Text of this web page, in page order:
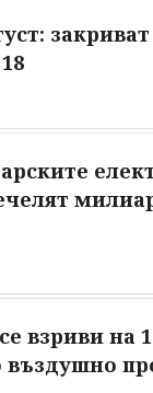
взриви на
въздушно